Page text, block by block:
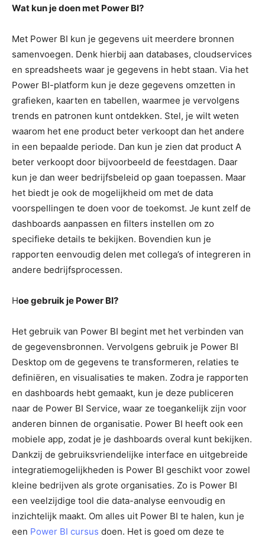
Wat kun je doen met Power BI?
Met Power BI kun je gegevens uit meerdere bronnen
samenvoegen. Denk hierbij aan databases, cloudservices
en spreadsheets waar je gegevens in hebt staan. Via het
Power BI-platform kun je deze gegevens omzetten in
grafieken, kaarten en tabellen, waarmee je vervolgens
trends en patronen kunt ontdekken. Stel, je wilt weten
waarom het ene product beter verkoopt dan het andere
in een bepaalde periode. Dan kun je zien dat product A
beter verkoopt door bijvoorbeeld de feestdagen. Daar
kun je dan weer bedrijfsbeleid op gaan toepassen. Maar
het biedt je ook de mogelijkheid om met de data
voorspellingen te doen voor de toekomst. Je kunt zelf de
dashboards aanpassen en filters instellen om zo
specifieke details te bekijken. Bovendien kun je
rapporten eenvoudig delen met collega’s of integreren in
andere bedrijfsprocessen.
Hoe gebruik je Power BI?
Het gebruik van Power BI begint met het verbinden van
de gegevensbronnen. Vervolgens gebruik je Power BI
Desktop om de gegevens te transformeren, relaties te
definiëren, en visualisaties te maken. Zodra je rapporten
en dashboards hebt gemaakt, kun je deze publiceren
naar de Power BI Service, waar ze toegankelijk zijn voor
anderen binnen de organisatie. Power BI heeft ook een
mobiele app, zodat je je dashboards overal kunt bekijken.
Dankzij de gebruiksvriendelijke interface en uitgebreide
integratiemogelijkheden is Power BI geschikt voor zowel
kleine bedrijven als grote organisaties. Zo is Power BI
een veelzijdige tool die data-analyse eenvoudig en
inzichtelijk maakt. Om alles uit Power BI te halen, kun je
een Power BI cursus doen. Het is goed om deze te